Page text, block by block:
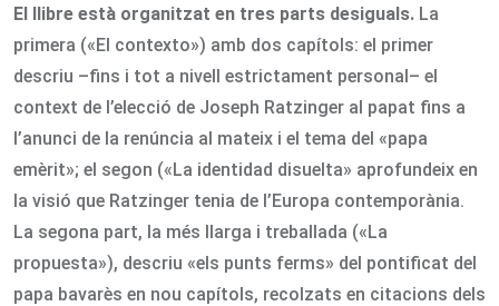
El llibre està organitzat en tres parts desiguals. La
primera («El contexto») amb dos capítols: el primer
descriu –fins i tot a nivell estrictament personal– el
context de l’elecció de Joseph Ratzinger al papat fins a
l’anunci de la renúncia al mateix i el tema del «papa
emèrit»; el segon («La identidad disuelta» aprofundeix en
la visió que Ratzinger tenia de l’Europa contemporània.
La segona part, la més llarga i treballada («La
propuesta»), descriu «els punts ferms» del pontificat del
papa bavarès en nou capítols, recolzats en citacions dels